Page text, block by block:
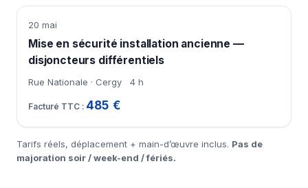
20 mai
Mise en sécurité installation ancienne —
disjoncteurs différentiels
Rue Nationale · Cergy 4 h
485 €
Tarifs réels, déplacement + main-d’œuvre inclus. Pas de
majoration soir / week-end / fériés.